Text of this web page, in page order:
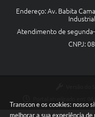
Transcon e os cookies: nosso
melhorar a sua experiência de
Endereço: Av. Babita
Atendimento de
CNPJ: